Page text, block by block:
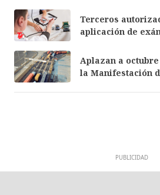
Terceros
aplicación de
Aplazan a
la Manifestación
PUBLICIDAD